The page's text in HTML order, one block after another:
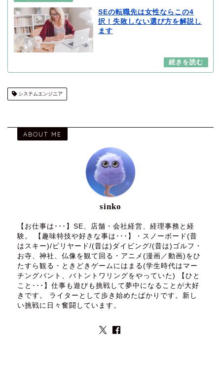
SEの転職先は女性ならこの4
択！失敗しない選び方を解説し
ます
システムエンジニア
ABOUT ME
sinko
【お仕事は･･･】SE、店舗・会社経営、経理事務と経
験。 【趣味特技や好きな事は･･･】・スノーボード(昔
はスキー)/ビリヤード/(昔は)ダイビング/(昔は)ゴルフ・
お寺、神社、仏像を観て回る・アニメ(漫画／動画)をひ
たすら観る・ときどきゲームにはまる(学生時代はマー
チングバント、バトントワリングをやっていた) 【ひと
こと･･･】仕事も遊びも挑戦して夢中になることが大好
きです。 ライターとして歩き始めたばかりです。新し
い挑戦に日々奮闘しています。